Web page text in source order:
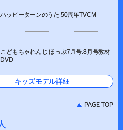
ハッピーターンのうた 50周年TVCM
こどもちゃれんじ ほっぷ7月号.8月号教材
DVD
キッズモデル詳細
PAGE TOP